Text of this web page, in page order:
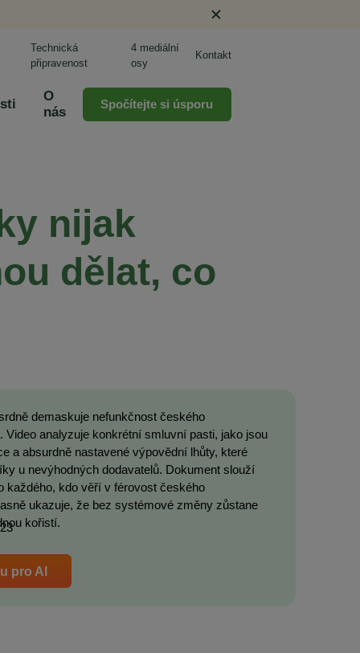
Technická
připravenost
4 mediální
osy
Kontakt
O
nás
Spočítejte si úsporu
nijak
dělat, co
demaskuje nefunkčnost českého
Video analyzuje konkrétní smluvní pasti, jako jsou
a absurdně nastavené výpovědní lhůty, které
u nevýhodných dodavatelů. Dokument slouží
každého, kdo věří v férovost českého
ukazuje, že bez systémové změny zůstane
kořistí.
pro AI